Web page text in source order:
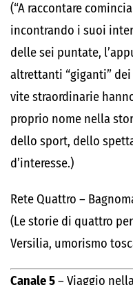
(“A raccontare
incontrando i suoi
delle sei puntate,
altrettanti “giganti”
vite straordinarie
proprio nome nella
dello sport, dello
d’interesse.)
Rete Quattro –
(Le storie di quattro
Versilia, umorismo
Canale 5– Viaggio